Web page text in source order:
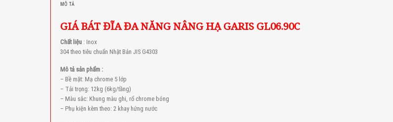
MÔ TẢ
GIÁ BÁT ĐĨA ĐA NĂNG NÂNG HẠ GARIS GL06.90C
Chất liệu : Inox
304 theo tiêu chuẩn Nhật Bản JIS G4303
Mô tả sản phẩm :
– Bề mặt: Mạ chrome 5 lớp
– Tải trọng: 12kg (6kg/tầng)
– Màu sắc: Khung màu ghi, rổ chrome bóng
– Phụ kiện kèm theo: 2 khay hứng nước